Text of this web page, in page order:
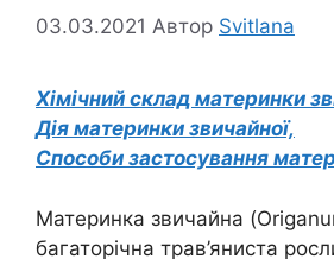
03.03.2021 Автор Svitlana
Хімічний склад материнки
Дія материнки звичайної,
Способи застосування
Материнка звичайна
багаторічна трав’яниста